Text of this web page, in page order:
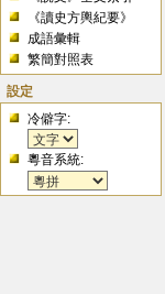
《讀史方輿紀要》
成語彙輯
繁簡對照表
設定
冷僻字:
粵音系統: